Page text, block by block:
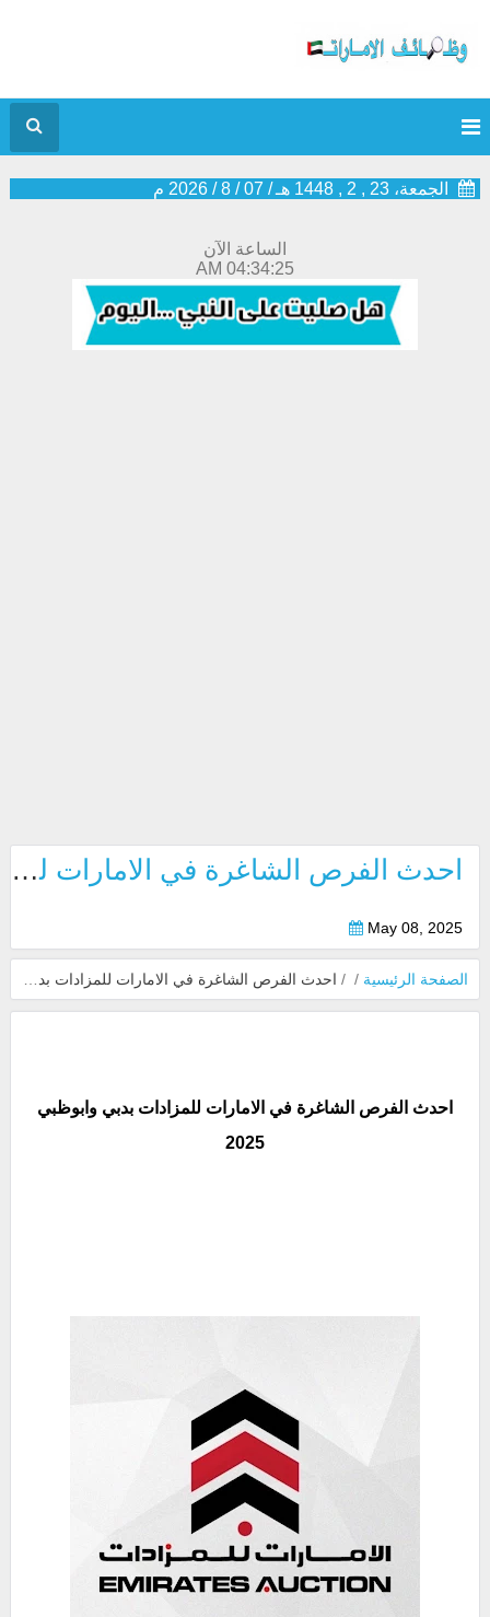
الجمعة، 23 , 2 , 1448 هـ /
07
/
8
/
2026 م
الساعة الآن
04:34:26 AM
احدث الفرص الشاغرة في الامارات للمزادات بدبي وابوظبي 2025
May 08, 2025
الصفحة الرئيسية /
/ احدث الفرص الشاغرة في الامارات للمزادات بدبي وابوظبي 2025
احدث الفرص الشاغرة في الامارات للمزادات بدبي وابوظبي
2025